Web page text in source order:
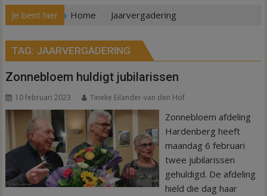
Je bent hier Home Jaarvergadering
TAG: JAARVERGADERING
Zonnebloem huldigt jubilarissen
10 februari 2023 Tineke Eilander-van den Hof
Zonnebloem afdeling
Hardenberg heeft
maandag 6 februari
twee jubilarissen
gehuldigd. De afdeling
hield die dag haar